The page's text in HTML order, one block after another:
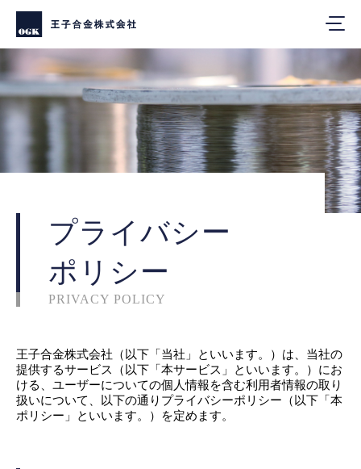
プライバシー
ポリシー
PRIVACY POLICY
王子合金株式会社（以下「当社」といいます。）は、当社の
提供するサービス（以下「本サービス」といいます。）にお
ける、ユーザーについての個人情報を含む利用者情報の取り
扱いについて、以下の通りプライバシーポリシー（以下「本
ポリシー」といいます。）を定めます。